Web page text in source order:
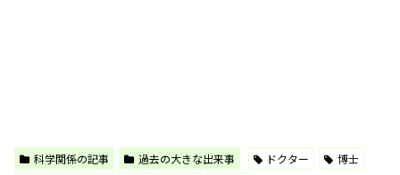
科学関係の記事 過去の大きな出来事 ドクター
博士